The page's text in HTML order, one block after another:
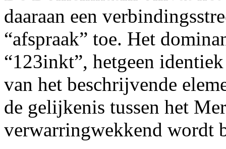
daaraan een
“afspraak” toe. Het
“123inkt”, hetgeen
van het beschrijvende
de gelijkenis tussen het
verwarringwekkend wordt